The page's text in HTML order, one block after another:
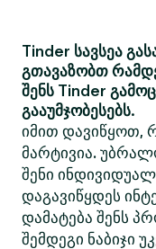
Tinder სავსეა
გთავაზობთ
შენს Tinder
გააუმჯობესებს.
იმით დავიწყოთ,
მარტივია.
შენი
დაგავიწყდეს
დამატება შენს
შემდეგი ნაბიჯი